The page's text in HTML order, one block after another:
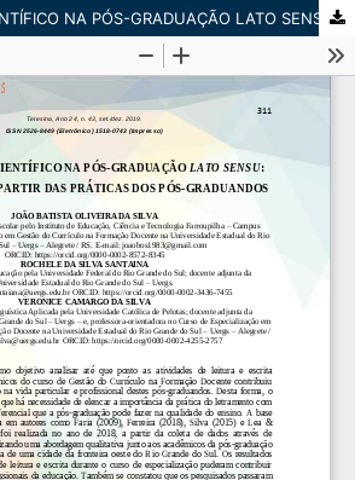
LETRAMENTO CIENTÍFICO NA PÓS-GRADUAÇÃO LATO SENSU: UMA ANÁLISE A PARTIR DAS PRÁTICAS DOS PÓS-GRADUANDOS